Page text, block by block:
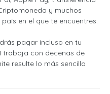
y muchos
en el que te encuentres.
pagar incluso en tu
trabaja con decenas de
resulte lo más sencillo